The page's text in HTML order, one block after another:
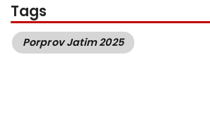
Tags
Porprov Jatim 2025